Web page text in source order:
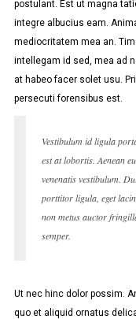
postulant. Est ut magna
integre albucius eam.
mediocritatem mea an.
intellegam id sed, mea ad
at habeo facer solet usu.
persecuti forensibus est.
Vestibulum id ligula
est at lobortis. Aenean
venenatis vestibulum.
porttitor ligula, eget
non metus auctor
semper.
Ut nec hinc dolor possim.
quo et aliquid ornatus